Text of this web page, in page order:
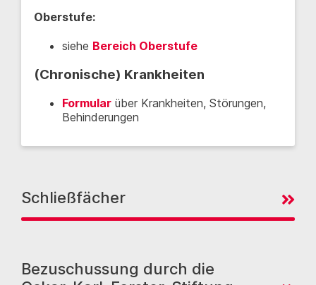
Oberstufe:
siehe Bereich Oberstufe
(Chronische) Krankheiten
Formular über Krankheiten, Störungen,
Behinderungen
Schließfächer
Bezuschussung durch die